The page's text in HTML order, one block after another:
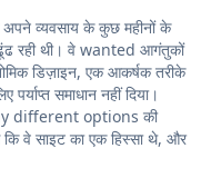
व्यवसाय के कुछ महीनों के
रही थी। वे wanted आगंतुकों
डिज़ाइन, एक आकर्षक तरीके
समाधान नहीं दिया।
different options की
वे साइट का एक हिस्सा थे, और